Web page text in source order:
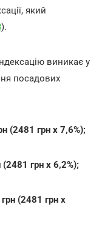
який
).
виникає у
посадових
(2481 грн х 7,6%);
грн х 6,2%);
(2481 грн х